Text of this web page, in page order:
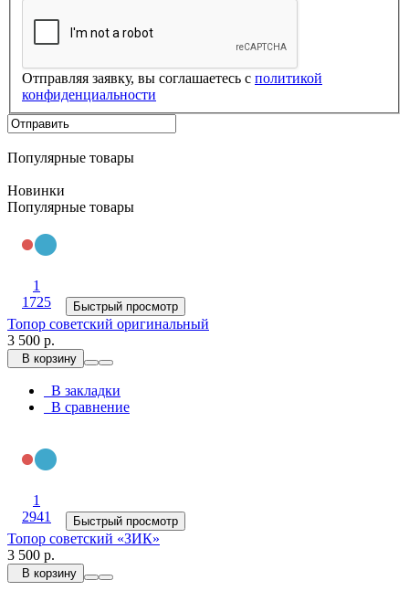
Отправляя заявку, вы соглашаетесь с политикой
конфиденциальности
Популярные товары
Новинки
Популярные товары
1
1725
Быстрый просмотр
Топор советский оригинальный
3 500 р.
В корзину
В закладки
В сравнение
1
2941
Быстрый просмотр
Топор советский «ЗИК»
3 500 р.
В корзину